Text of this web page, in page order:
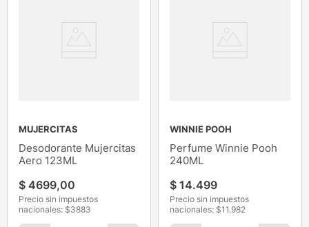
MUJERCITAS
Desodorante Mujercitas
Aero 123ML
$ 4699,00
Precio sin impuestos
nacionales: $3883
WINNIE POOH
Perfume Winnie Pooh
240ML
$ 14.499
Precio sin impuestos
nacionales: $11.982